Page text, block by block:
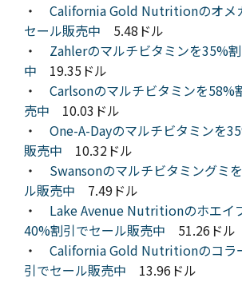
・ California Gold Nutritionのオメ
セール販売中 5.48ドル
・ Zahlerのマルチビタミンを35%
中 19.35ドル
・ Carlsonのマルチビタミンを58%
売中 10.03ドル
・ One-A-Dayのマルチビタミンを
販売中 10.32ドル
・ Swansonのマルチビタミングミ
ル販売中 7.49ドル
・ Lake Avenue Nutritionのホエイ
40%割引でセール販売中 51.26ドル
・ California Gold Nutritionのコラ
引でセール販売中 13.96ドル